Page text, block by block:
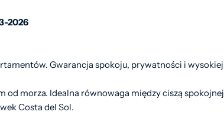
2026
Gwarancja spokoju, prywatności i wysokiej
od morza. Idealna równowaga między ciszą spokojnej
Costa del Sol.